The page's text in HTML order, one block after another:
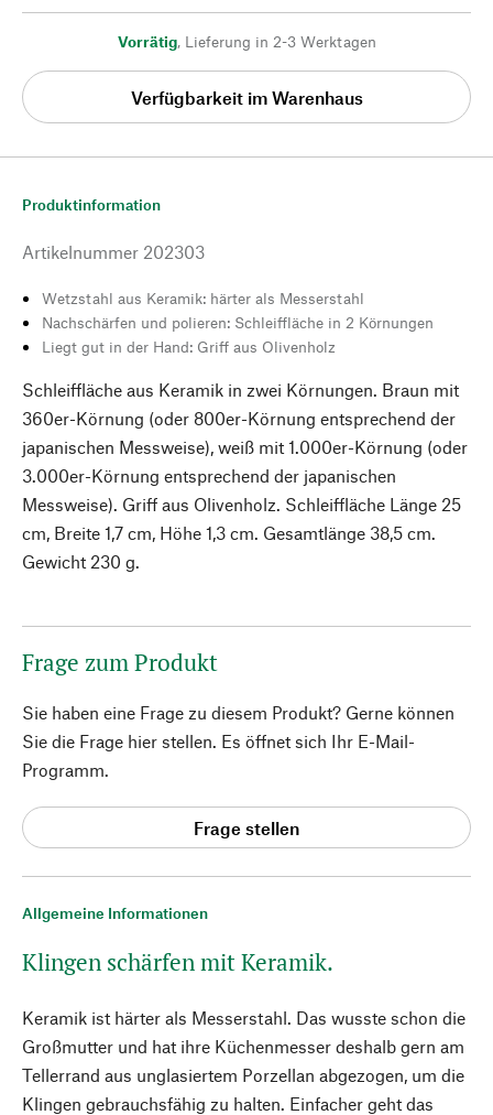
Vorrätig, Lieferung in 2-3 Werktagen
Verfügbarkeit im Warenhaus
Allgemeine Informationen
Klingen schärfen mit Keramik.
Keramik ist härter als Messerstahl. Das wusste schon die
Großmutter und hat ihre Küchenmesser deshalb gern am
Tellerrand aus unglasiertem Porzellan abgezogen, um die
Klingen gebrauchsfähig zu halten. Einfacher geht das
Produktinformation
Artikelnummer 202303
Wetzstahl aus Keramik: härter als Messerstahl
Nachschärfen und polieren: Schleiffläche in 2 Körnungen
Liegt gut in der Hand: Griff aus Olivenholz
Schleiffläche aus Keramik in zwei Körnungen. Braun mit
360er-Körnung (oder 800er-Körnung entsprechend der
japanischen Messweise), weiß mit 1.000er-Körnung (oder
3.000er-Körnung entsprechend der japanischen
Messweise). Griff aus Olivenholz. Schleiffläche Länge 25
cm, Breite 1,7 cm, Höhe 1,3 cm. Gesamtlänge 38,5 cm.
Gewicht 230 g.
Frage zum Produkt
Sie haben eine Frage zu diesem Produkt? Gerne können
Sie die Frage hier stellen. Es öffnet sich Ihr E-Mail-
Programm.
Frage stellen